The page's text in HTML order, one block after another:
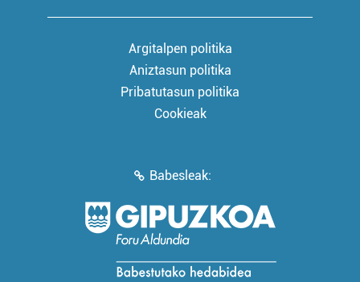
Argitalpen politika
Aniztasun politika
Pribatutasun politika
Cookieak
Babesleak: